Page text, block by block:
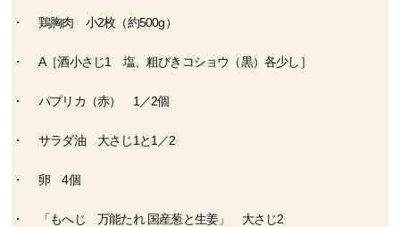
鶏胸肉 小2枚（約500g）
A［酒小さじ1 塩、粗びきコショウ（黒）各少し］
パプリカ（赤） 1／2個
サラダ油 大さじ1と1／2
卵 4個
「もへじ 万能たれ 国産葱と生姜」 大さじ2